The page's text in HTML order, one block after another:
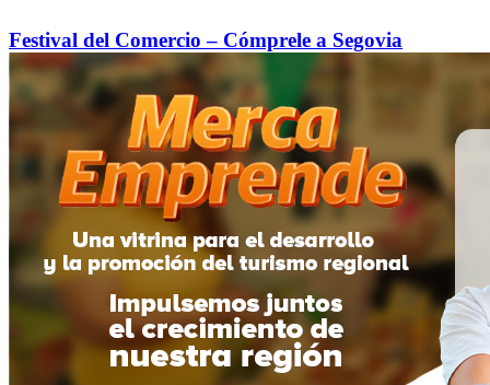
Festival del Comercio – Cómprele a Segovia